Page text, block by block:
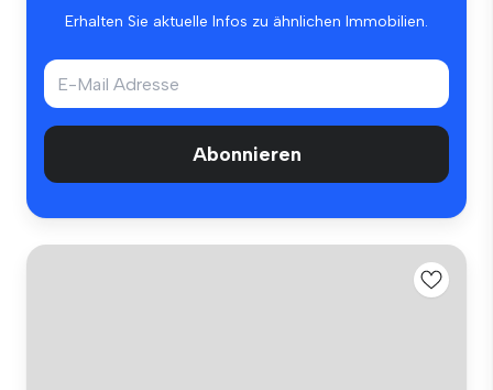
Erhalten Sie aktuelle Infos zu ähnlichen Immobilien.
Abonnieren